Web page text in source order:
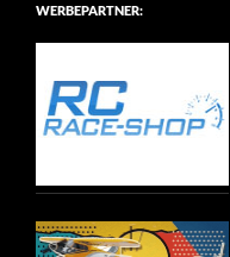
WERBEPARTNER: